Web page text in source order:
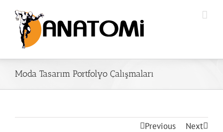
Moda Tasarım Portfolyo Çalışmaları
Previous Next